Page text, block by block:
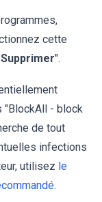
cette
Supprimer".
"BlockAll - block
de tout
infections
utilisez le
.